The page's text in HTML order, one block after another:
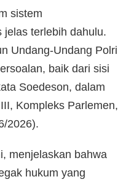
sistem
jelas terlebih dahulu.
Undang-Undang Polri
baik dari sisi
Soedeson, dalam
Kompleks Parlemen,
2026).
menjelaskan bahwa
hukum yang